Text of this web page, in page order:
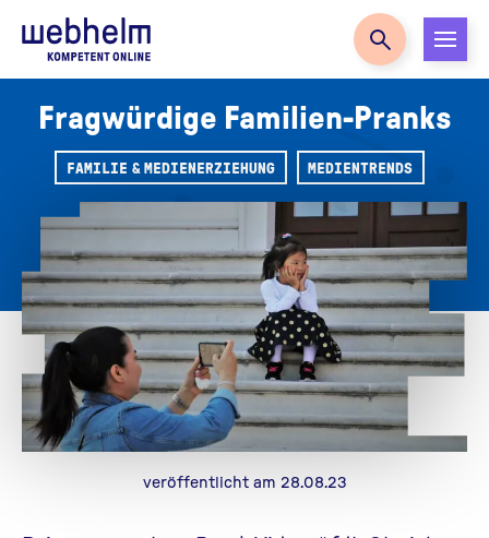
Zur Startseite
Fragwürdige Familien-Pranks
FAMILIE & MEDIENERZIEHUNG MEDIENTRENDS
veröffentlicht am 28.08.23